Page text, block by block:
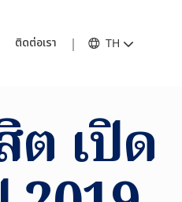
ติดต่อเรา TH
ต เปิด